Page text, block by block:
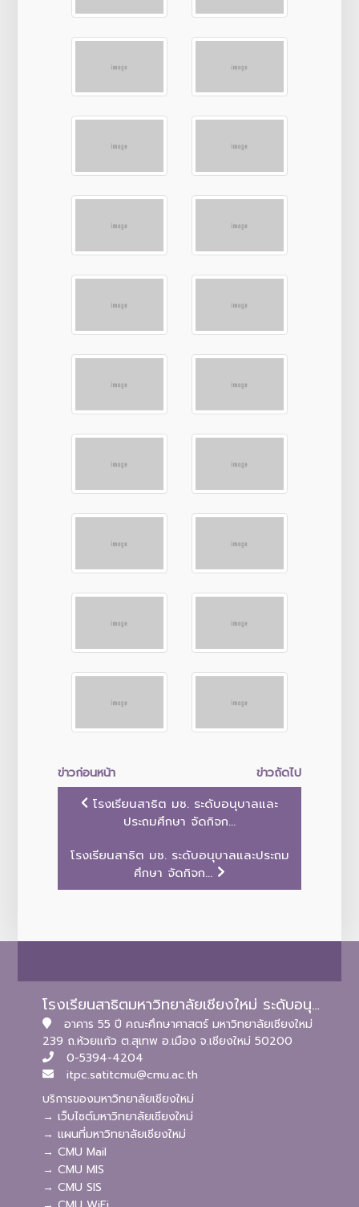
ข่าวก่อนหน้า
ข่าวถัดไป
โรงเรียนสาธิต มช. ระดับอนุบาลและ
ประถมศึกษา จัดกิจก...
โรงเรียนสาธิต มช. ระดับอนุบาลและประถม
ศึกษา จัดกิจก...
โรงเรียนสาธิตมหาวิทยาลัยเชียงใหม่ ระดับอนุบาลและประถมศึกษา
อาคาร 55 ปี คณะศึกษาศาสตร์ มหาวิทยาลัยเชียงใหม่
239 ถ.ห้วยแก้ว ต.สุเทพ อ.เมือง จ.เชียงใหม่ 50200
0-5394-4204
itpc.satitcmu@cmu.ac.th
บริการของมหาวิทยาลัยเชียงใหม่
→ เว็บไซต์มหาวิทยาลัยเชียงใหม่
→ แผนที่มหาวิทยาลัยเชียงใหม่
→ CMU Mail
→ CMU MIS
→ CMU SIS